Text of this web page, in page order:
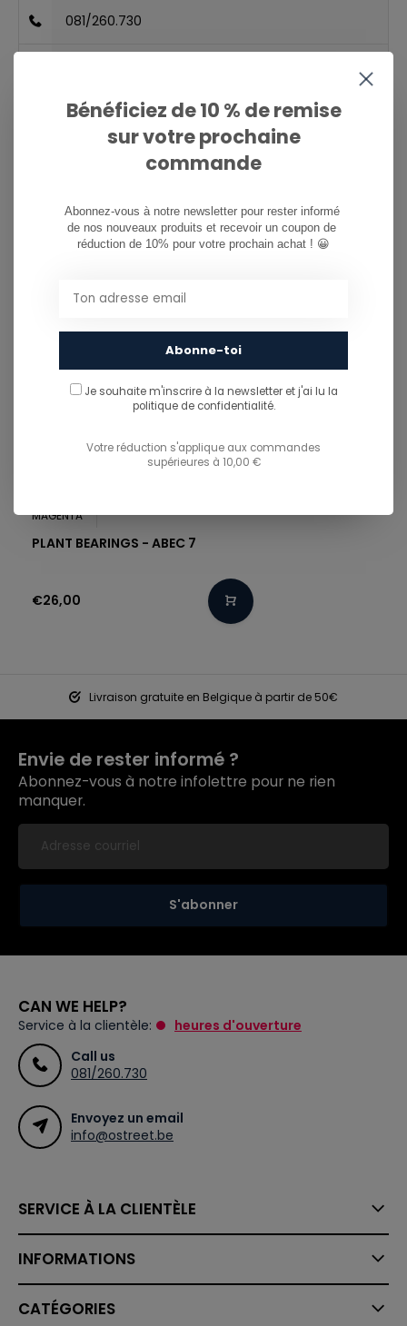
081/260.730
PARTAGER CE PRODUIT
You might also like...
TU POURRAIS AUSSI AIMER...
MAGENTA
PLANT BEARINGS - ABEC 7
€26,00
Livraison gratuite en Belgique à partir de 50€
Envie de rester informé ?
Abonnez-vous à notre infolettre pour ne rien
manquer.
S'abonner
CAN WE HELP?
Service à la clientèle:
heures d'ouverture
Call us
081/260.730
Envoyez un email
info@ostreet.be
SERVICE À LA CLIENTÈLE
INFORMATIONS
CATÉGORIES
Bénéficiez de 10 % de remise
sur votre prochaine
commande
Abonnez-vous à notre newsletter pour rester informé
de nos nouveaux produits et recevoir un coupon de
réduction de 10% pour votre prochain achat ! 😀
Abonne-toi
Je souhaite m'inscrire à la newsletter et j'ai lu la
politique de confidentialité.
Votre réduction s'applique aux commandes
supérieures à 10,00 €